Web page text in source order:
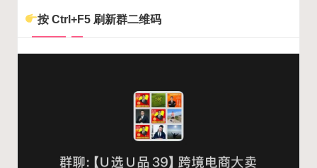
按 Ctrl+F5 刷新群二维码